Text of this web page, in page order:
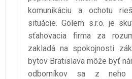
komunikáciu a ochotu
situácie. Golem s.r.o. je
sťahovacia firma za
zakladá na spokojnosti
bytov Bratislava môže byť
odborníkov sa z neho